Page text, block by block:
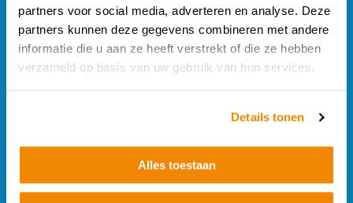
partners voor social media, adverteren en analyse. Deze
partners kunnen deze gegevens combineren met andere
informatie die u aan ze heeft verstrekt of die ze hebben
verzameld op basis van uw gebruik van hun services.
Details tonen
Alles toestaan
Producten
Projecten